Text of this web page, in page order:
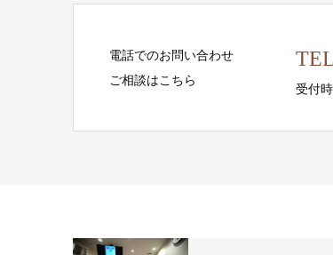
電話でのお問い合わせ
ご相談はこちら
受付